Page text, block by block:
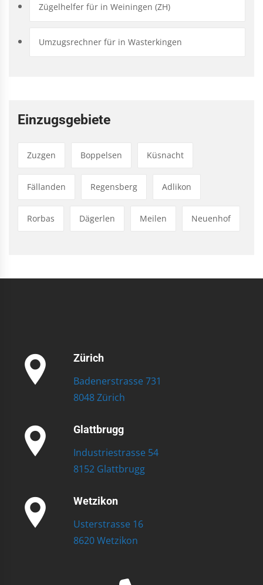
Zügelhelfer für in Weiningen (ZH)
Umzugsrechner für in Wasterkingen
Einzugsgebiete
Zuzgen Boppelsen Küsnacht
Fällanden Regensberg Adlikon
Rorbas Dägerlen Meilen Neuenhof
Zürich
Badenerstrasse 731
8048 Zürich
Glattbrugg
Industriestrasse 54
8152 Glattbrugg
Wetzikon
Usterstrasse 16
8620 Wetzikon